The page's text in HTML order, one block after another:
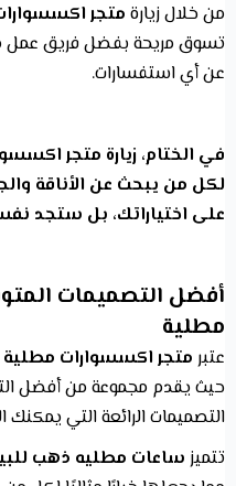
من خلال زيارة متجر
تسوق مريحة بفضل فريق عمل
عن أي استفسارات.
في الختام، زيارة متجر
لكل من يبحث عن الأناقة
على اختياراتك، بل ستجد
أفضل التصميمات
مطلية
عتبر متجر اكسسوارات مطلية
حيث يقدم مجموعة من أفضل
التصميمات الرائعة التي يمكنك
تتميز ساعات مطليه ذهب